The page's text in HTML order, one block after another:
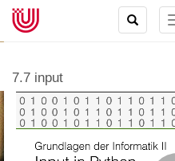
TOGGLE
SEARCH
7.7 input